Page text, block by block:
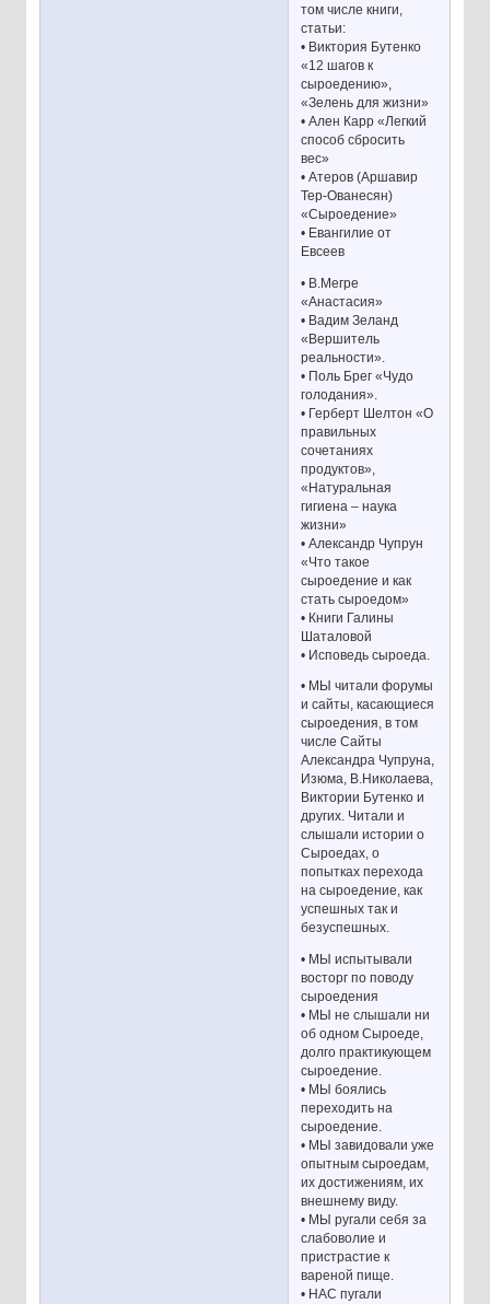
том числе книги,
статьи:
• Виктория Бутенко
«12 шагов к
сыроедению»,
«Зелень для жизни»
• Ален Карр «Легкий
способ сбросить
вес»
• Атеров (Аршавир
Тер-Ованесян)
«Сыроедение»
• Евангилие от
Евсеев
• В.Мегре
«Анастасия»
• Вадим Зеланд
«Вершитель
реальности».
• Поль Брег «Чудо
голодания».
• Герберт Шелтон «О
правильных
сочетаниях
продуктов»,
«Натуральная
гигиена – наука
жизни»
• Александр Чупрун
«Что такое
сыроедение и как
стать сыроедом»
• Книги Галины
Шаталовой
• Исповедь сыроеда.
• МЫ читали форумы
и сайты, касающиеся
сыроедения, в том
числе Сайты
Александра Чупруна,
Изюма, В.Николаева,
Виктории Бутенко и
других. Читали и
слышали истории о
Сыроедах, о
попытках перехода
на сыроедение, как
успешных так и
безуспешных.
• МЫ испытывали
восторг по поводу
сыроедения
• МЫ не слышали ни
об одном Сыроеде,
долго практикующем
сыроедение.
• МЫ боялись
переходить на
сыроедение.
• МЫ завидовали уже
опытным сыроедам,
их достижениям, их
внешнему виду.
• МЫ ругали себя за
слабоволие и
пристрастие к
вареной пище.
• НАС пугали